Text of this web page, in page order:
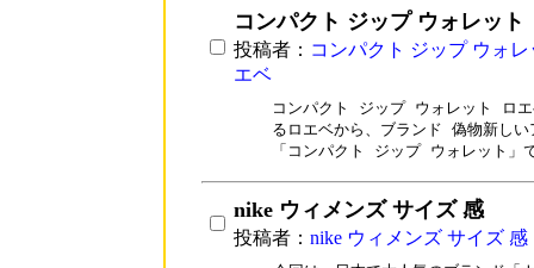
コンパクト ジップ ウォレット
投稿者： コンパクト ジップ ウォレ
エベ
コンパクト ジップ ウォレット ロ
るロエベから、ブランド 偽物新し
「コンパクト ジップ ウォレット」
nike ウィメンズ サイズ 感
投稿者： nike ウィメンズ サイズ 感